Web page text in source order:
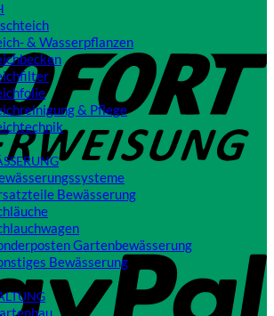
& Wasserpflanzen
& Pflege
Bewässerung
Gartenbewässerung
Bewässerung